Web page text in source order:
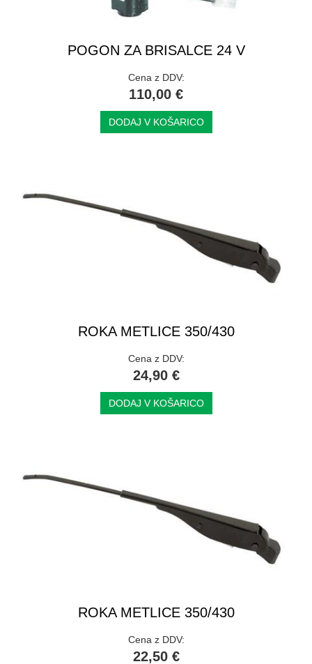
POGON ZA BRISALCE 24 V
Cena z DDV:
110,00 €
DODAJ V KOŠARICO
ROKA METLICE 350/430
Cena z DDV:
24,90 €
DODAJ V KOŠARICO
ROKA METLICE 350/430
Cena z DDV:
22,50 €